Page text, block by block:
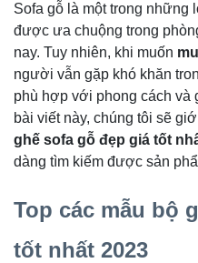
Sofa gỗ là một trong những
được ưa chuộng trong
nay. Tuy nhiên, khi muốn
người vẫn gặp khó khăn
phù hợp với phong cách và
bài viết này, chúng tôi sẽ
ghế sofa gỗ đẹp giá tốt
dàng tìm kiếm được sản
Top các mẫu bộ
tốt nhất 2023